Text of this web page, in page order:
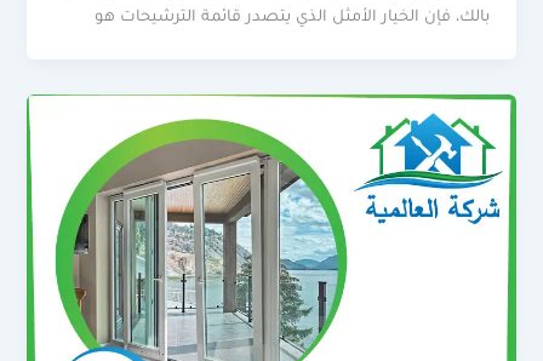
بالك، فإن الخيار الأمثل الذي يتصدر قائمة الترشيحات هو